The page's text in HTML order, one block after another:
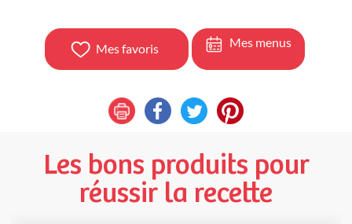
Mes favoris Mes menus
Les bons produits pour
réussir la recette